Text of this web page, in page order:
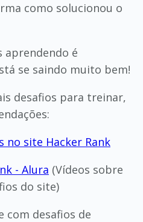
como solucionou o
aprendendo é
se saindo muito bem!
desafios para treinar,
no site Hacker Rank
- Alura (Vídeos sobre
do site)
com desafios de